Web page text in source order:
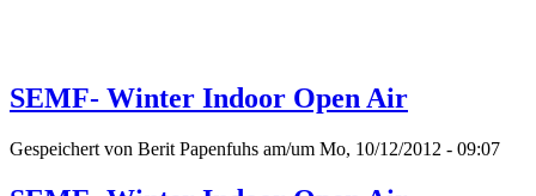
SEMF- Winter Indoor Open Air
Gespeichert von Berit Papenfuhs am/um Mo, 10/12/2012 - 09:07